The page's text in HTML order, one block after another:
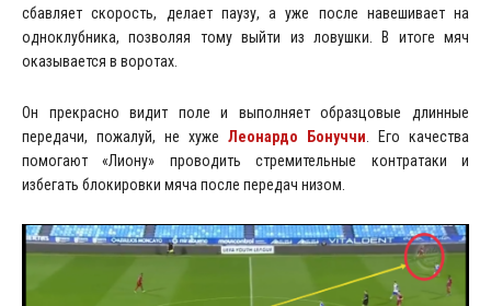
сбавляет скорость, делает паузу, а уже после навешивает на
одноклубника, позволяя тому выйти из ловушки. В итоге мяч
оказывается в воротах.
Он прекрасно видит поле и выполняет образцовые длинные
передачи, пожалуй, не хуже Леонардо Бонуччи . Его качества
помогают «Лиону» проводить стремительные контратаки и
избегать блокировки мяча после передач низом.